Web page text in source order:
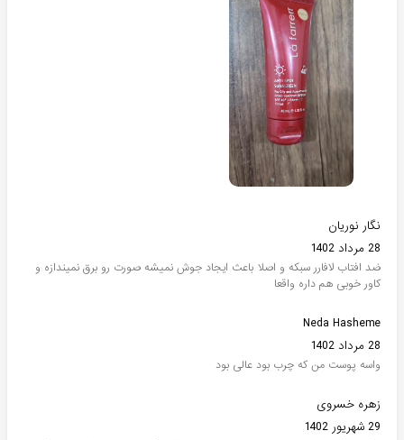
نگار نوریان
28 مرداد 1402
ضد افتاب لافارر سبکه و اصلا باعث ایجاد جوش نمیشه صورت رو برق نمیندازه و
کاور خوبی هم داره واقعا
Neda Hasheme
28 مرداد 1402
واسه پوست من که چرب بود عالی بود
زهره خسروی
29 شهریور 1402